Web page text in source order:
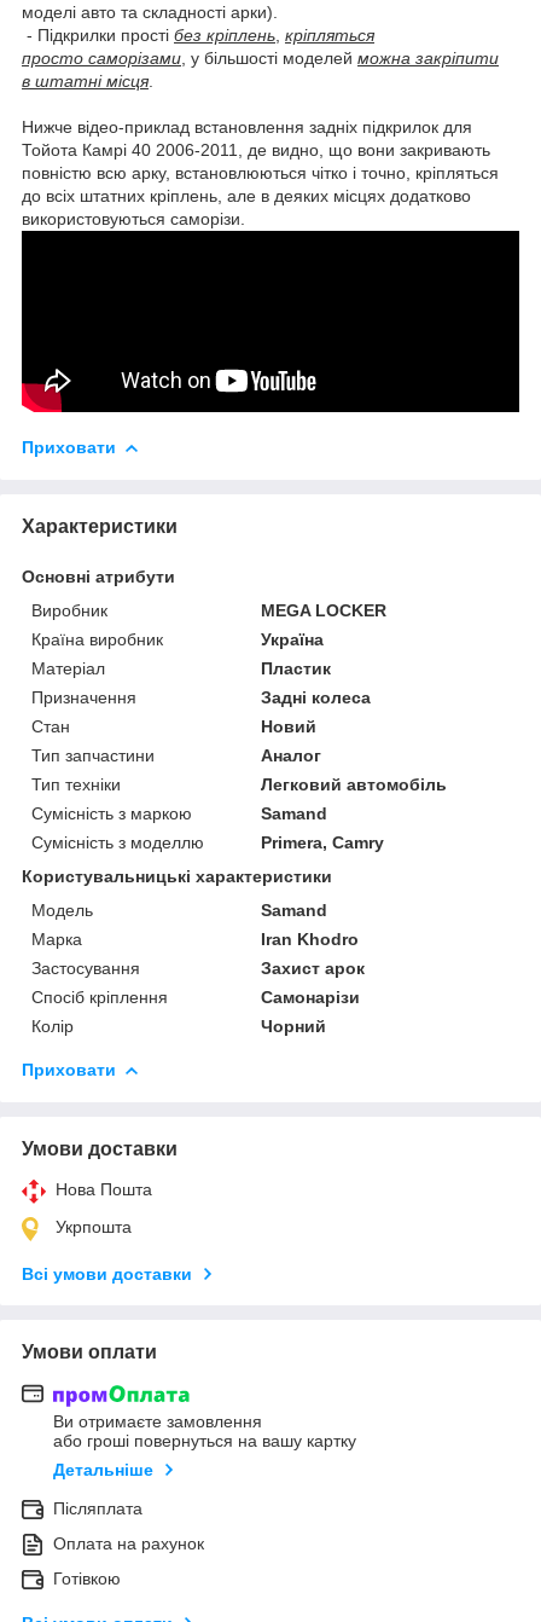
моделі авто та складності арки).
- Підкрилки прості без кріплень кріпляться
просто саморізами , у більшості моделей можна закріпити
в штатні місця
Нижче відео-приклад встановлення задніх підкрилок для
Тойота Камрі 40 2006-2011, де видно, що вони закривають
повністю всю арку, встановлюються чітко і точно, кріпляться
до всіх штатних кріплень, але в деяких місцях додатково
використовуються саморізи.
Приховати
Характеристики
Основні атрибути
Виробник
MEGA LOCKER
Країна виробник
Україна
Матеріал
Пластик
Призначення
Задні колеса
Стан
Новий
Тип запчастини
Аналог
Тип техніки
Легковий автомобіль
Сумісність з маркою
Samand
Сумісність з моделлю
Primera, Camry
Користувальницькі характеристики
Мoдель
Samand
Марка
Iran Khodro
Застосування
Захист арок
Спосіб кріплення
Самонарізи
Колір
Чорний
Приховати
Умови доставки
Нова Пошта
Укрпошта
Всі умови доставки
Умови оплати
Ви отримаєте замовлення
або гроші повернуться на вашу картку
Детальніше
Післяплата
Оплата на рахунок
Готівкою